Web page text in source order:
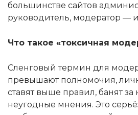
большинстве сайтов
руководитель, модератор —
Что такое «токсичная
Сленговый термин для
превышают полномочия,
ставят выше правил, банят за
неугодные мнения. Это